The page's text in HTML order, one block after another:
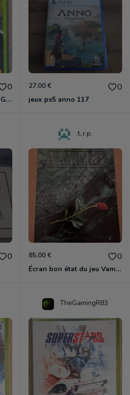
0
Red Dead Redemption - Game Of The Year Xbox 360
27.00 € 0
jeux ps5 anno 117
0
.t..r.p.
85.00 € 0
Écran bon état du jeu Vampire et livre de règles « la mascarade » état d’usage
TheGamingR83